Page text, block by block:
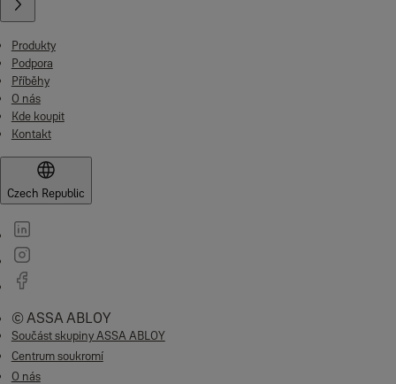
Produkty
Podpora
Příběhy
O nás
Kde koupit
Kontakt
Czech Republic
© ASSA ABLOY
Součást skupiny ASSA ABLOY
Centrum soukromí
O nás